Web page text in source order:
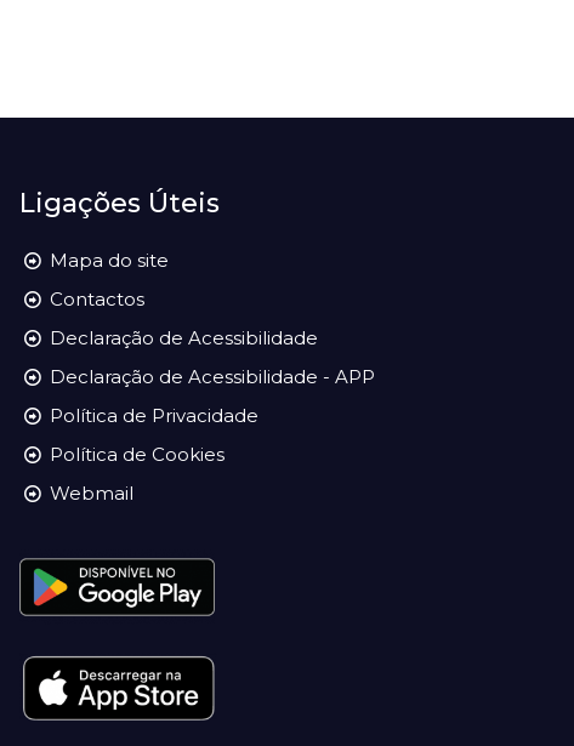
Ligações Úteis
Mapa do site
Contactos
Declaração de Acessibilidade
Declaração de Acessibilidade - APP
Política de Privacidade
Política de Cookies
Webmail